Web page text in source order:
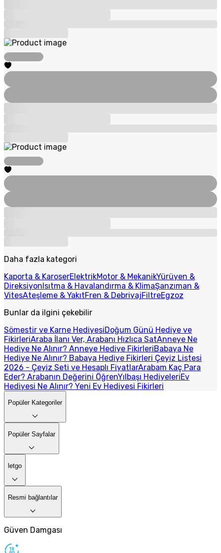
Daha fazla kategori
Kaporta & KaroserElektrikMotor & MekanikYürüyen &
DireksiyonIsıtma & Havalandırma & KlimaŞanzıman &
VitesAteşleme & YakıtFren & DebriyajFiltreEgzoz
Bunlar da ilgini çekebilir
Sömestir ve Karne HediyesiDoğum Günü Hediye ve
FikirleriAraba İlanı Ver, Arabanı Hızlıca SatAnneye Ne
Hediye Ne Alınır? Anneye Hediye FikirleriBabaya Ne
Hediye Ne Alınır? Babaya Hediye Fikirleri Çeyiz Listesi
2026 - Çeyiz Seti ve Hesaplı FiyatlarArabam Kaç Para
Eder? Arabanın Değerini ÖğrenYılbaşı HediyeleriEv
Hediyesi Ne Alınır? Yeni Ev Hediyesi Fikirleri
Popüler Kategoriler
Popüler Sayfalar
letgo
Resmi bağlantılar
Güven Damgası